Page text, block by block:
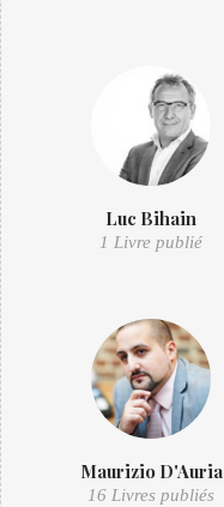
Luc Bihain
1 Livre publié
Maurizio D'Auria
16 Livres publiés